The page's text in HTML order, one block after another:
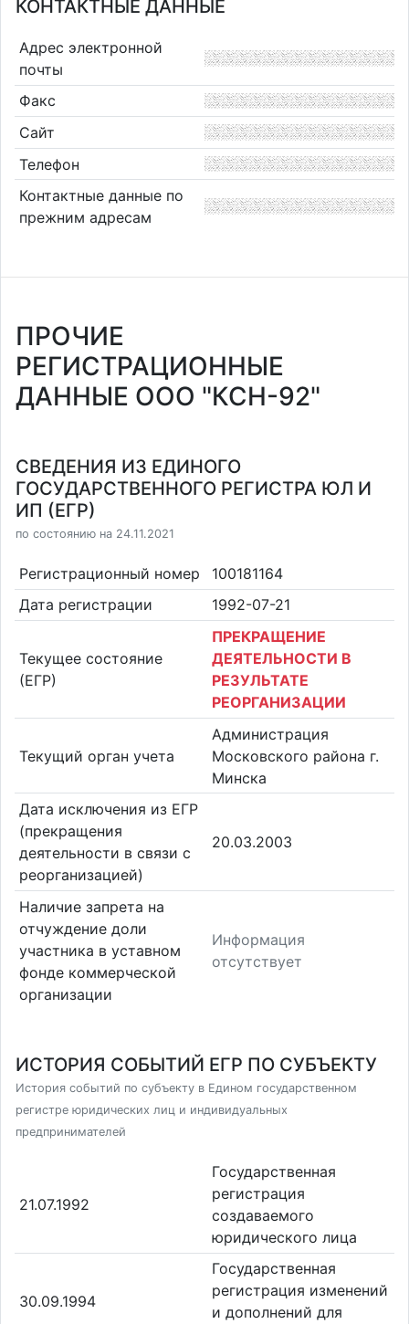
КОНТАКТНЫЕ ДАННЫЕ
Адрес электронной
почты
Факс
Сайт
Телефон
Контактные данные по
прежним адресам
ПРОЧИЕ
РЕГИСТРАЦИОННЫЕ
ДАННЫЕ ООО "КСН-92"
СВЕДЕНИЯ ИЗ ЕДИНОГО
ГОСУДАРСТВЕННОГО РЕГИСТРА ЮЛ И
ИП (ЕГР)
по состоянию на 24.11.2021
Регистрационный номер
100181164
Дата регистрации
1992-07-21
Текущее состояние
(ЕГР)
ПРЕКРАЩЕНИЕ
ДЕЯТЕЛЬНОСТИ В
РЕЗУЛЬТАТЕ
РЕОРГАНИЗАЦИИ
Текущий орган учета
Администрация
Московского района г.
Минска
Дата исключения из ЕГР
(прекращения
деятельности в связи с
реорганизацией)
20.03.2003
Наличие запрета на
отчуждение доли
участника в уставном
фонде коммерческой
организации
Информация
отсутствует
ИСТОРИЯ СОБЫТИЙ ЕГР ПО СУБЪЕКТУ
История событий по субъекту в Едином государственном
регистре юридических лиц и индивидуальных
предпринимателей
21.07.1992
Государственная
регистрация
создаваемого
юридического лица
30.09.1994
Государственная
регистрация изменений
и дополнений для